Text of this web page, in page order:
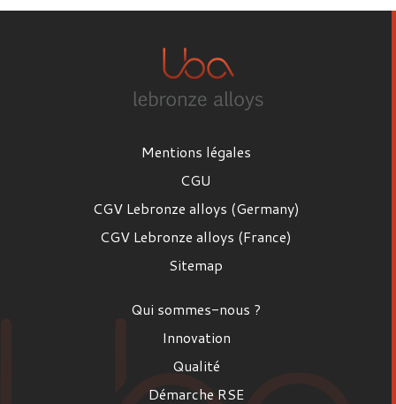
Mentions légales
CGU
CGV Lebronze alloys (Germany)
CGV Lebronze alloys (France)
Sitemap
Qui sommes-nous ?
Innovation
Qualité
Démarche RSE